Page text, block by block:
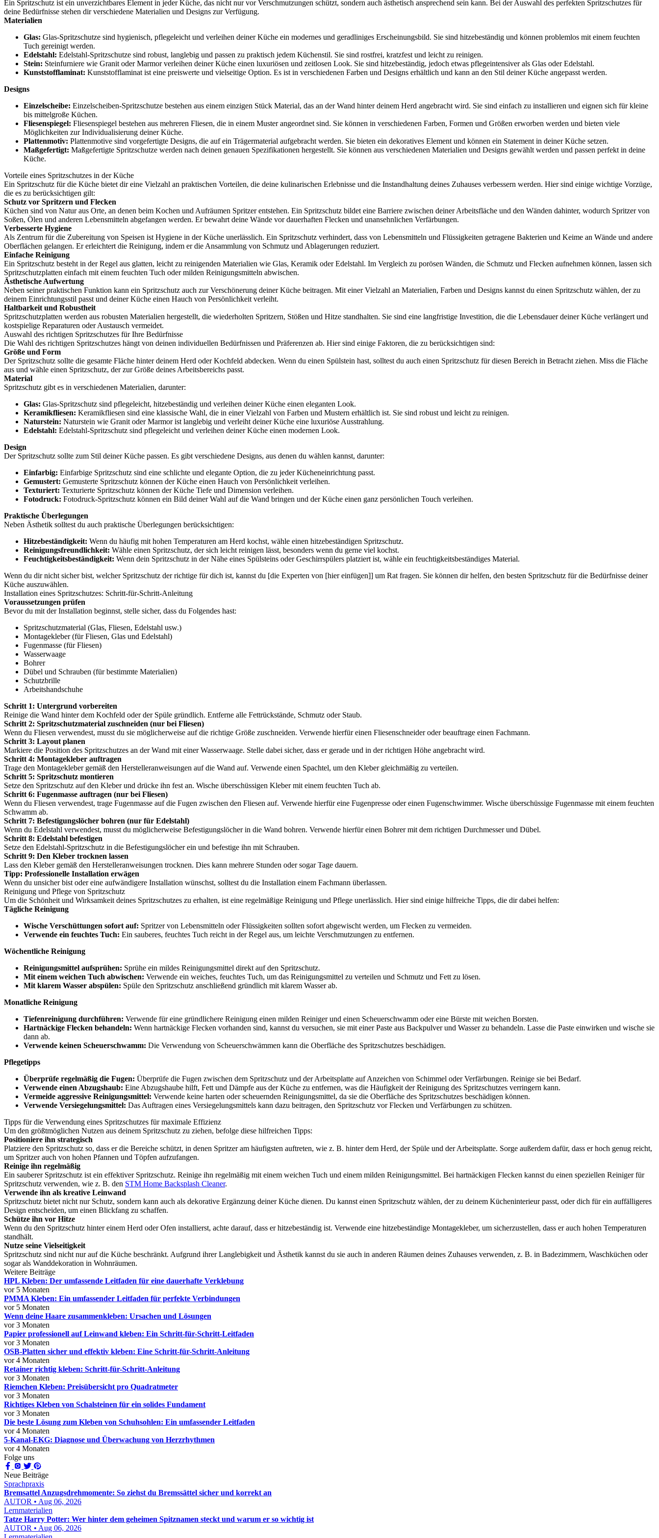
Ein Spritzschutz ist ein unverzichtbares Element in jeder Küche, das nicht nur vor Verschmutzungen schützt, sondern auch ästhetisch ansprechend sein kann. Bei der Auswahl des perfekten Spritzschutzes für
deine Bedürfnisse stehen dir verschiedene Materialien und Designs zur Verfügung.
Materialien
Glas: Glas-Spritzschutze sind hygienisch, pflegeleicht und verleihen deiner Küche ein modernes und geradliniges Erscheinungsbild. Sie sind hitzebeständig und können problemlos mit einem feuchten
Tuch gereinigt werden.
Edelstahl: Edelstahl-Spritzschutze sind robust, langlebig und passen zu praktisch jedem Küchenstil. Sie sind rostfrei, kratzfest und leicht zu reinigen.
Stein: Steinfurniere wie Granit oder Marmor verleihen deiner Küche einen luxuriösen und zeitlosen Look. Sie sind hitzebeständig, jedoch etwas pflegeintensiver als Glas oder Edelstahl.
Kunststofflaminat: Kunststofflaminat ist eine preiswerte und vielseitige Option. Es ist in verschiedenen Farben und Designs erhältlich und kann an den Stil deiner Küche angepasst werden.
Designs
Einzelscheibe: Einzelscheiben-Spritzschutze bestehen aus einem einzigen Stück Material, das an der Wand hinter deinem Herd angebracht wird. Sie sind einfach zu installieren und eignen sich für kleine
bis mittelgroße Küchen.
Fliesenspiegel: Fliesenspiegel bestehen aus mehreren Fliesen, die in einem Muster angeordnet sind. Sie können in verschiedenen Farben, Formen und Größen erworben werden und bieten viele
Möglichkeiten zur Individualisierung deiner Küche.
Plattenmotiv: Plattenmotive sind vorgefertigte Designs, die auf ein Trägermaterial aufgebracht werden. Sie bieten ein dekoratives Element und können ein Statement in deiner Küche setzen.
Maßgefertigt: Maßgefertigte Spritzschutze werden nach deinen genauen Spezifikationen hergestellt. Sie können aus verschiedenen Materialien und Designs gewählt werden und passen perfekt in deine
Küche.
Vorteile eines Spritzschutzes in der Küche
Ein Spritzschutz für die Küche bietet dir eine Vielzahl an praktischen Vorteilen, die deine kulinarischen Erlebnisse und die Instandhaltung deines Zuhauses verbessern werden. Hier sind einige wichtige Vorzüge,
die es zu berücksichtigen gilt:
Schutz vor Spritzern und Flecken
Küchen sind von Natur aus Orte, an denen beim Kochen und Aufräumen Spritzer entstehen. Ein Spritzschutz bildet eine Barriere zwischen deiner Arbeitsfläche und den Wänden dahinter, wodurch Spritzer von
Soßen, Ölen und anderen Lebensmitteln abgefangen werden. Er bewahrt deine Wände vor dauerhaften Flecken und unansehnlichen Verfärbungen.
Verbesserte Hygiene
Als Zentrum für die Zubereitung von Speisen ist Hygiene in der Küche unerlässlich. Ein Spritzschutz verhindert, dass von Lebensmitteln und Flüssigkeiten getragene Bakterien und Keime an Wände und andere
Oberflächen gelangen. Er erleichtert die Reinigung, indem er die Ansammlung von Schmutz und Ablagerungen reduziert.
Einfache Reinigung
Ein Spritzschutz besteht in der Regel aus glatten, leicht zu reinigenden Materialien wie Glas, Keramik oder Edelstahl. Im Vergleich zu porösen Wänden, die Schmutz und Flecken aufnehmen können, lassen sich
Spritzschutzplatten einfach mit einem feuchten Tuch oder milden Reinigungsmitteln abwischen.
Ästhetische Aufwertung
Neben seiner praktischen Funktion kann ein Spritzschutz auch zur Verschönerung deiner Küche beitragen. Mit einer Vielzahl an Materialien, Farben und Designs kannst du einen Spritzschutz wählen, der zu
deinem Einrichtungsstil passt und deiner Küche einen Hauch von Persönlichkeit verleiht.
Haltbarkeit und Robustheit
Spritzschutzplatten werden aus robusten Materialien hergestellt, die wiederholten Spritzern, Stößen und Hitze standhalten. Sie sind eine langfristige Investition, die die Lebensdauer deiner Küche verlängert und
kostspielige Reparaturen oder Austausch vermeidet.
Auswahl des richtigen Spritzschutzes für Ihre Bedürfnisse
Die Wahl des richtigen Spritzschutzes hängt von deinen individuellen Bedürfnissen und Präferenzen ab. Hier sind einige Faktoren, die zu berücksichtigen sind:
Größe und Form
Der Spritzschutz sollte die gesamte Fläche hinter deinem Herd oder Kochfeld abdecken. Wenn du einen Spülstein hast, solltest du auch einen Spritzschutz für diesen Bereich in Betracht ziehen. Miss die Fläche
aus und wähle einen Spritzschutz, der zur Größe deines Arbeitsbereichs passt.
Material
Spritzschutz gibt es in verschiedenen Materialien, darunter:
Glas: Glas-Spritzschutz sind pflegeleicht, hitzebeständig und verleihen deiner Küche einen eleganten Look.
Keramikfliesen: Keramikfliesen sind eine klassische Wahl, die in einer Vielzahl von Farben und Mustern erhältlich ist. Sie sind robust und leicht zu reinigen.
Naturstein: Naturstein wie Granit oder Marmor ist langlebig und verleiht deiner Küche eine luxuriöse Ausstrahlung.
Edelstahl: Edelstahl-Spritzschutz sind pflegeleicht und verleihen deiner Küche einen modernen Look.
Design
Der Spritzschutz sollte zum Stil deiner Küche passen. Es gibt verschiedene Designs, aus denen du wählen kannst, darunter:
Einfarbig: Einfarbige Spritzschutz sind eine schlichte und elegante Option, die zu jeder Kücheneinrichtung passt.
Gemustert: Gemusterte Spritzschutz können der Küche einen Hauch von Persönlichkeit verleihen.
Texturiert: Texturierte Spritzschutz können der Küche Tiefe und Dimension verleihen.
Fotodruck: Fotodruck-Spritzschutz können ein Bild deiner Wahl auf die Wand bringen und der Küche einen ganz persönlichen Touch verleihen.
Praktische Überlegungen
Neben Ästhetik solltest du auch praktische Überlegungen berücksichtigen:
Hitzebeständigkeit: Wenn du häufig mit hohen Temperaturen am Herd kochst, wähle einen hitzebeständigen Spritzschutz.
Reinigungsfreundlichkeit: Wähle einen Spritzschutz, der sich leicht reinigen lässt, besonders wenn du gerne viel kochst.
Feuchtigkeitsbeständigkeit: Wenn dein Spritzschutz in der Nähe eines Spülsteins oder Geschirrspülers platziert ist, wähle ein feuchtigkeitsbeständiges Material.
Wenn du dir nicht sicher bist, welcher Spritzschutz der richtige für dich ist, kannst du [die Experten von [hier einfügen]] um Rat fragen. Sie können dir helfen, den besten Spritzschutz für die Bedürfnisse deiner
Küche auszuwählen.
Installation eines Spritzschutzes: Schritt-für-Schritt-Anleitung
Voraussetzungen prüfen
Bevor du mit der Installation beginnst, stelle sicher, dass du Folgendes hast:
Spritzschutzmaterial (Glas, Fliesen, Edelstahl usw.)
Montagekleber (für Fliesen, Glas und Edelstahl)
Fugenmasse (für Fliesen)
Wasserwaage
Bohrer
Dübel und Schrauben (für bestimmte Materialien)
Schutzbrille
Arbeitshandschuhe
Schritt 1: Untergrund vorbereiten
Reinige die Wand hinter dem Kochfeld oder der Spüle gründlich. Entferne alle Fettrückstände, Schmutz oder Staub.
Schritt 2: Spritzschutzmaterial zuschneiden (nur bei Fliesen)
Wenn du Fliesen verwendest, musst du sie möglicherweise auf die richtige Größe zuschneiden. Verwende hierfür einen Fliesenschneider oder beauftrage einen Fachmann.
Schritt 3: Layout planen
Markiere die Position des Spritzschutzes an der Wand mit einer Wasserwaage. Stelle dabei sicher, dass er gerade und in der richtigen Höhe angebracht wird.
Schritt 4: Montagekleber auftragen
Trage den Montagekleber gemäß den Herstelleranweisungen auf die Wand auf. Verwende einen Spachtel, um den Kleber gleichmäßig zu verteilen.
Schritt 5: Spritzschutz montieren
Setze den Spritzschutz auf den Kleber und drücke ihn fest an. Wische überschüssigen Kleber mit einem feuchten Tuch ab.
Schritt 6: Fugenmasse auftragen (nur bei Fliesen)
Wenn du Fliesen verwendest, trage Fugenmasse auf die Fugen zwischen den Fliesen auf. Verwende hierfür eine Fugenpresse oder einen Fugenschwimmer. Wische überschüssige Fugenmasse mit einem feuchten
Schwamm ab.
Schritt 7: Befestigungslöcher bohren (nur für Edelstahl)
Wenn du Edelstahl verwendest, musst du möglicherweise Befestigungslöcher in die Wand bohren. Verwende hierfür einen Bohrer mit dem richtigen Durchmesser und Dübel.
Schritt 8: Edelstahl befestigen
Setze den Edelstahl-Spritzschutz in die Befestigungslöcher ein und befestige ihn mit Schrauben.
Schritt 9: Den Kleber trocknen lassen
Lass den Kleber gemäß den Herstelleranweisungen trocknen. Dies kann mehrere Stunden oder sogar Tage dauern.
Tipp: Professionelle Installation erwägen
Wenn du unsicher bist oder eine aufwändigere Installation wünschst, solltest du die Installation einem Fachmann überlassen.
Reinigung und Pflege von Spritzschutz
Um die Schönheit und Wirksamkeit deines Spritzschutzes zu erhalten, ist eine regelmäßige Reinigung und Pflege unerlässlich. Hier sind einige hilfreiche Tipps, die dir dabei helfen:
Tägliche Reinigung
Wische Verschüttungen sofort auf: Spritzer von Lebensmitteln oder Flüssigkeiten sollten sofort abgewischt werden, um Flecken zu vermeiden.
Verwende ein feuchtes Tuch: Ein sauberes, feuchtes Tuch reicht in der Regel aus, um leichte Verschmutzungen zu entfernen.
Wöchentliche Reinigung
Reinigungsmittel aufsprühen: Sprühe ein mildes Reinigungsmittel direkt auf den Spritzschutz.
Mit einem weichen Tuch abwischen: Verwende ein weiches, feuchtes Tuch, um das Reinigungsmittel zu verteilen und Schmutz und Fett zu lösen.
Mit klarem Wasser abspülen: Spüle den Spritzschutz anschließend gründlich mit klarem Wasser ab.
Monatliche Reinigung
Tiefenreinigung durchführen: Verwende für eine gründlichere Reinigung einen milden Reiniger und einen Scheuerschwamm oder eine Bürste mit weichen Borsten.
Hartnäckige Flecken behandeln: Wenn hartnäckige Flecken vorhanden sind, kannst du versuchen, sie mit einer Paste aus Backpulver und Wasser zu behandeln. Lasse die Paste einwirken und wische sie
dann ab.
Verwende keinen Scheuerschwamm: Die Verwendung von Scheuerschwämmen kann die Oberfläche des Spritzschutzes beschädigen.
Pflegetipps
Überprüfe regelmäßig die Fugen: Überprüfe die Fugen zwischen dem Spritzschutz und der Arbeitsplatte auf Anzeichen von Schimmel oder Verfärbungen. Reinige sie bei Bedarf.
Verwende einen Abzugshaub: Eine Abzugshaube hilft, Fett und Dämpfe aus der Küche zu entfernen, was die Häufigkeit der Reinigung des Spritzschutzes verringern kann.
Vermeide aggressive Reinigungsmittel: Verwende keine harten oder scheuernden Reinigungsmittel, da sie die Oberfläche des Spritzschutzes beschädigen können.
Verwende Versiegelungsmittel: Das Auftragen eines Versiegelungsmittels kann dazu beitragen, den Spritzschutz vor Flecken und Verfärbungen zu schützen.
Tipps für die Verwendung eines Spritzschutzes für maximale Effizienz
Um den größtmöglichen Nutzen aus deinem Spritzschutz zu ziehen, befolge diese hilfreichen Tipps:
Positioniere ihn strategisch
Platziere den Spritzschutz so, dass er die Bereiche schützt, in denen Spritzer am häufigsten auftreten, wie z. B. hinter dem Herd, der Spüle und der Arbeitsplatte. Sorge außerdem dafür, dass er hoch genug reicht,
um Spritzer auch von hohen Pfannen und Töpfen aufzufangen.
Reinige ihn regelmäßig
Ein sauberer Spritzschutz ist ein effektiver Spritzschutz. Reinige ihn regelmäßig mit einem weichen Tuch und einem milden Reinigungsmittel. Bei hartnäckigen Flecken kannst du einen speziellen Reiniger für
Spritzschutz verwenden, wie z. B. den STM Home Backsplash Cleaner.
Verwende ihn als kreative Leinwand
Spritzschutz bietet nicht nur Schutz, sondern kann auch als dekorative Ergänzung deiner Küche dienen. Du kannst einen Spritzschutz wählen, der zu deinem Kücheninterieur passt, oder dich für ein auffälligeres
Design entscheiden, um einen Blickfang zu schaffen.
Schütze ihn vor Hitze
Wenn du den Spritzschutz hinter einem Herd oder Ofen installierst, achte darauf, dass er hitzebeständig ist. Verwende eine hitzebeständige Montagekleber, um sicherzustellen, dass er auch hohen Temperaturen
standhält.
Nutze seine Vielseitigkeit
Spritzschutz sind nicht nur auf die Küche beschränkt. Aufgrund ihrer Langlebigkeit und Ästhetik kannst du sie auch in anderen Räumen deines Zuhauses verwenden, z. B. in Badezimmern, Waschküchen oder
sogar als Wanddekoration in Wohnräumen.
Weitere Beiträge
HPL Kleben: Der umfassende Leitfaden für eine dauerhafte Verklebung
vor 5 Monaten
PMMA Kleben: Ein umfassender Leitfaden für perfekte Verbindungen
vor 5 Monaten
Wenn deine Haare zusammenkleben: Ursachen und Lösungen
vor 3 Monaten
Papier professionell auf Leinwand kleben: Ein Schritt-für-Schritt-Leitfaden
vor 3 Monaten
OSB-Platten sicher und effektiv kleben: Eine Schritt-für-Schritt-Anleitung
vor 4 Monaten
Retainer richtig kleben: Schritt-für-Schritt-Anleitung
vor 3 Monaten
Riemchen Kleben: Preisübersicht pro Quadratmeter
vor 3 Monaten
Richtiges Kleben von Schalsteinen für ein solides Fundament
vor 3 Monaten
Die beste Lösung zum Kleben von Schuhsohlen: Ein umfassender Leitfaden
vor 4 Monaten
5-Kanal-EKG: Diagnose und Überwachung von Herzrhythmen
vor 4 Monaten
Folge uns
Neue Beiträge
Sprachpraxis
Bremsattel Anzugsdrehmomente: So ziehst du Bremssättel sicher und korrekt an
AUTOR • Aug 06, 2026
Lernmaterialien
Tatze Harry Potter: Wer hinter dem geheimen Spitznamen steckt und warum er so wichtig ist
AUTOR • Aug 06, 2026